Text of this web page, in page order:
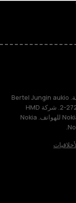
TM و © 2026 HMD Global. جميع الحقوق محفوظة. Bertel Jungin aukio
9, 02600 Espoo, Finland. مُعرِّف الشركة: 2724044-2. شركة HMD
Global Oy حاصلة على ترخيص من الاسم التجاري Nokia للهواتف. Nokia